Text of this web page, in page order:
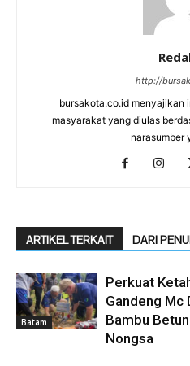
http://
bursakota.co.id menyajikan
masyarakat yang diulas
narasumber
ARTIKEL TERKAIT DARI
Batam
Perkuat
Gandeng Mc
Bambu
Nongsa